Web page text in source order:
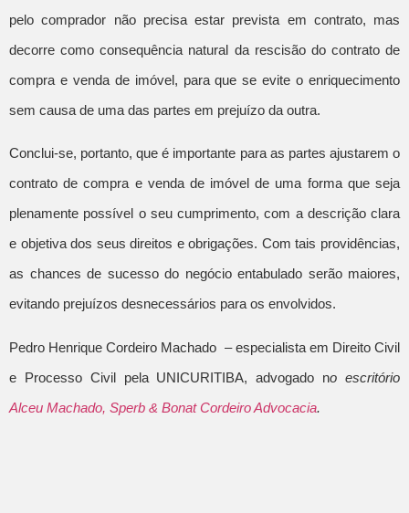
pelo comprador não precisa estar prevista em contrato, mas
decorre como consequência natural da rescisão do contrato de
compra e venda de imóvel, para que se evite o enriquecimento
sem causa de uma das partes em prejuízo da outra.
Conclui-se, portanto, que é importante para as partes ajustarem o
contrato de compra e venda de imóvel de uma forma que seja
plenamente possível o seu cumprimento, com a descrição clara
e objetiva dos seus direitos e obrigações. Com tais providências,
as chances de sucesso do negócio entabulado serão maiores,
evitando prejuízos desnecessários para os envolvidos.
Pedro Henrique Cordeiro Machado – especialista em Direito Civil
e Processo Civil pela UNICURITIBA, advogado no escritório
Alceu Machado, Sperb & Bonat Cordeiro Advocacia.